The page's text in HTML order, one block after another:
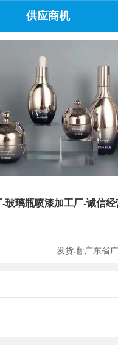
供应商机
玻璃瓶喷漆加工厂-诚信经
发货地:广东省